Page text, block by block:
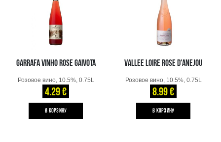
GARRAFA VINHO ROSE GAIVOTA
Розовое вино, 10.5%, 0.75L
4.29 €
B КОРЗИНУ
VALLEE LOIRE ROSE D'ANEJOU
Розовое вино, 10.5%, 0.75L
8.99 €
B КОРЗИНУ